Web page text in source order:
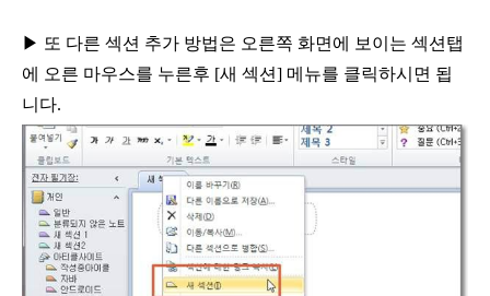
▶ 또 다른 섹션 추가 방법은 오른쪽 화면에 보이는 섹션탭
에
오른 마우스를 누른후 [새 섹션] 메뉴를 클릭하시면 됩
니다.